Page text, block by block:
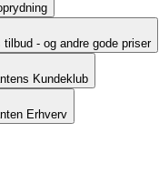
tilbud - og andre gode priser
Kundeklub
Erhverv